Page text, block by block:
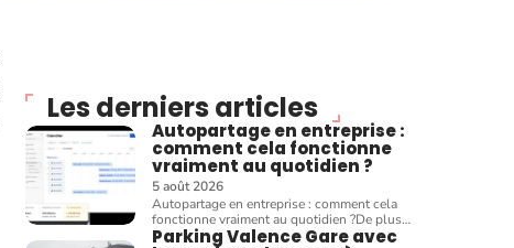
Les derniers articles
Autopartage en entreprise :
comment cela fonctionne
vraiment au quotidien ?
5 août 2026
Autopartage en entreprise : comment cela
fonctionne vraiment au quotidien ?De plus…
Parking Valence Gare avec